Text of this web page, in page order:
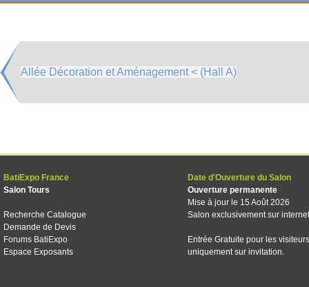
Allée Décoration et Aménagement < (Hall A)
BatiExpo France
Salon Tours
Recherche Catalogue
Demande de Devis
Forums BatiExpo
Espace Exposants
Date d'Ouverture du Salon
Ouverture permanente
Mise à jour le 15 Août 2026
Salon exclusivement sur internet
Entrée Gratuite pour les visiteurs
uniquement sur invitation.